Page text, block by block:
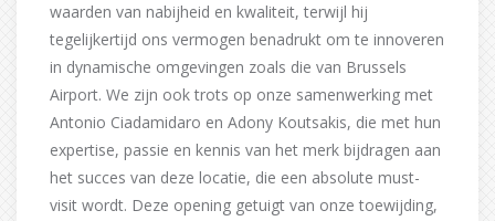
waarden van nabijheid en kwaliteit, terwijl hij
tegelijkertijd ons vermogen benadrukt om te innoveren
in dynamische omgevingen zoals die van Brussels
Airport. We zijn ook trots op onze samenwerking met
Antonio Ciadamidaro en Adony Koutsakis, die met hun
expertise, passie en kennis van het merk bijdragen aan
het succes van deze locatie, die een absolute must-
visit wordt. Deze opening getuigt van onze toewijding,